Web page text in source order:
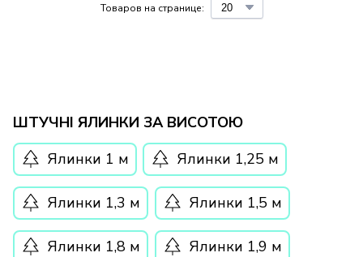
Товаров на странице:
Ялинки 1,9 м
Ялинки 1,8 м
Ялинки 1,5 м
Ялинки 1,3 м
Ялинки 1,25 м
Ялинки 1 м
ШТУЧНІ ЯЛИНКИ ЗА ВИСОТОЮ